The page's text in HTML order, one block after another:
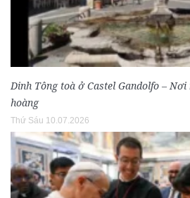
Dinh Tông toà ở Castel Gandolfo –
hoàng
Thứ Sáu 10.07.2026